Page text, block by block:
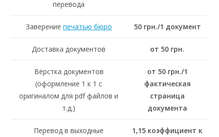
перевода
Заверение печатью бюро 50 грн./1 документ
Доставка документов от 50 грн.
Вёрстка документов
(оформление 1 к 1 с
оригиналом для pdf файлов и
т.д.)
от 50 грн./1
фактическая
страница
документа
Перевод в выходные
1,15 коэффициент к